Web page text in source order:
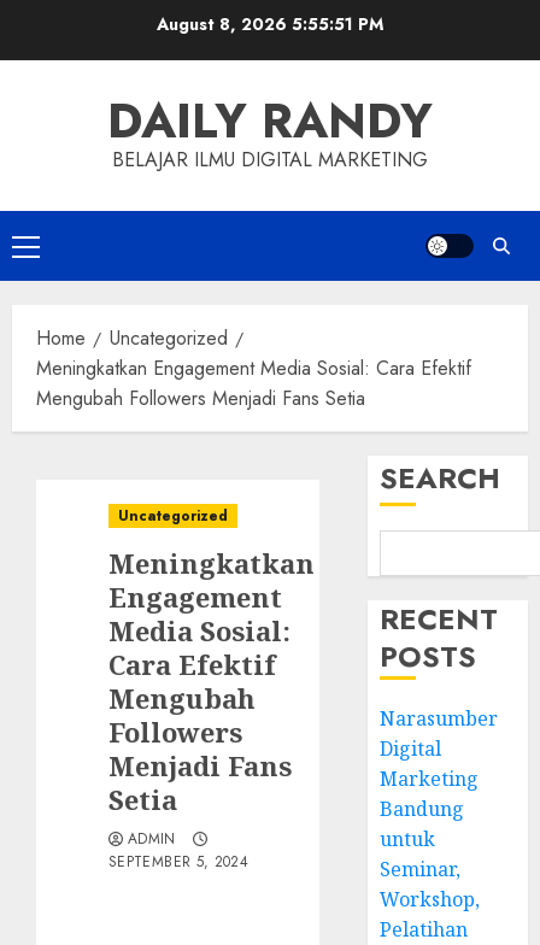
August 8, 2026 5:55:53 PM
DAILY RANDY
BELAJAR ILMU DIGITAL MARKETING
Primary
Menu
Home
Uncategorized
Meningkatkan Engagement Media Sosial: Cara Efektif
Mengubah Followers Menjadi Fans Setia
Uncategorized
Meningkatkan
Engagement
Media Sosial:
Cara Efektif
Mengubah
Followers
Menjadi Fans
Setia
ADMIN
SEPTEMBER 5, 2024
SEARCH
RECENT
POSTS
Narasumber
Digital
Marketing
Bandung
untuk
Seminar,
Workshop,
Pelatihan